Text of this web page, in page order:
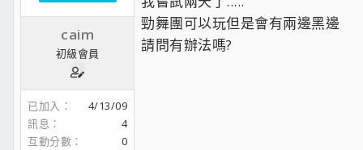
caim
初級會員
已加入
4/13/09
訊息
4
互動分數
0
勁舞團可以玩但是會有兩邊黑邊
請問有辦法嗎?